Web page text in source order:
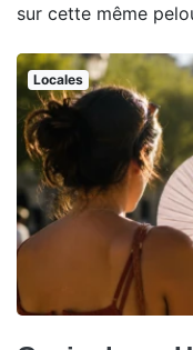
sur cette même
Locales